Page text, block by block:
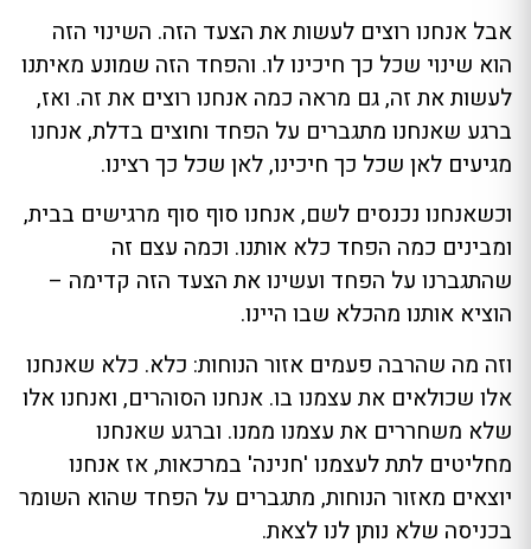
אבל אנחנו רוצים לעשות את הצעד הזה. השינוי הזה
הוא שינוי שכל כך חיכינו לו. והפחד הזה שמונע מאיתנו
לעשות את זה, גם מראה כמה אנחנו רוצים את זה. ואז,
ברגע שאנחנו מתגברים על הפחד וחוצים בדלת, אנחנו
מגיעים לאן שכל כך חיכינו, לאן שכל כך רצינו.
וכשאנחנו נכנסים לשם, אנחנו סוף סוף מרגישים בבית,
ומבינים כמה הפחד כלא אותנו. וכמה עצם זה
שהתגברנו על הפחד ועשינו את הצעד הזה קדימה –
הוציא אותנו מהכלא שבו היינו.
וזה מה שהרבה פעמים אזור הנוחות: כלא. כלא שאנחנו
אלו שכולאים את עצמנו בו. אנחנו הסוהרים, ואנחנו אלו
שלא משחררים את עצמנו ממנו. וברגע שאנחנו
מחליטים לתת לעצמנו 'חנינה' במרכאות, אז אנחנו
יוצאים מאזור הנוחות, מתגברים על הפחד שהוא השומר
בכניסה שלא נותן לנו לצאת.